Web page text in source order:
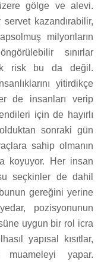
gölge ve alevi.
servet kazandırabilir,
milyonların
sınırlar
risk bu da değil.
yitirdikçe
de insanları verip
için de hayırlı
sonraki gün
sahip olmanın
koyuyor. Her insan
seçkinler de dahil
gereğini yerine
pozisyonunun
uygun bir rol icra
yapısal kısıtlar,
muameleyi yapar.